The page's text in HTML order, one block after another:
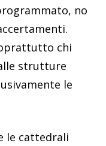
no
chi
strutture
le
le cattedrali